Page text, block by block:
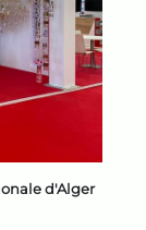
d'Alger